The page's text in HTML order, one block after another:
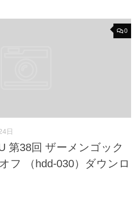
0
日
第38回 ザーメンゴック
フ （hdd-030）ダウンロ